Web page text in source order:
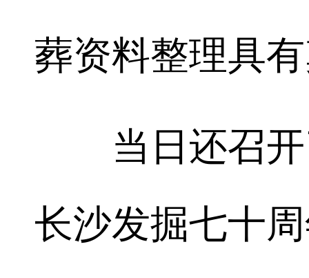
葬资料整理具
当日还召开
长沙发掘七十